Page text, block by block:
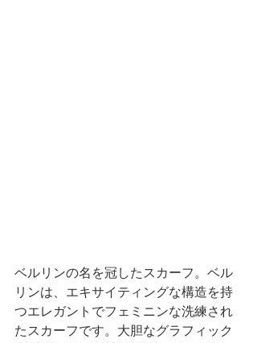
ベルリンの名を冠したスカーフ。ベル
リンは、エキサイティングな構造を持
つエレガントでフェミニンな洗練され
たスカーフです。大胆なグラフィック